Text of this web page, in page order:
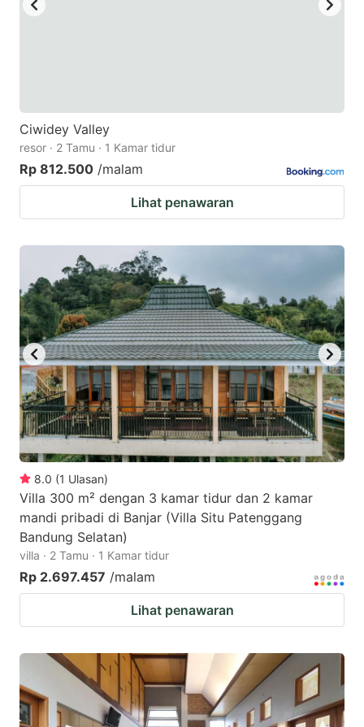
Ciwidey Valley
resor · 2 Tamu · 1 Kamar tidur
Rp 812.500 /malam
Lihat penawaran
8.0 (1 Ulasan)
Villa 300 m² dengan 3 kamar tidur dan 2 kamar
mandi pribadi di Banjar (Villa Situ Patenggang
Bandung Selatan)
villa · 2 Tamu · 1 Kamar tidur
Rp 2.697.457 /malam
Lihat penawaran